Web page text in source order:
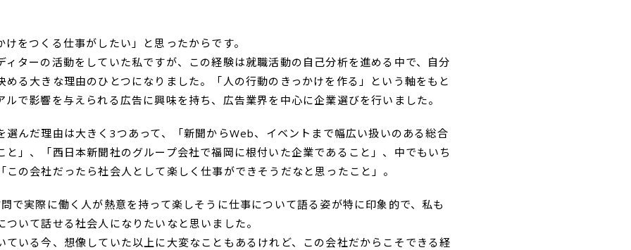
をつくる仕事がしたい」と思ったからです。
ィターの活動をしていた私ですが、この経験は就職活動の自己分析を進める中で、自分
める大きな理由のひとつになりました。「人の行動のきっかけを作る」という軸をもと
ルで影響を与えられる広告に興味を持ち、広告業界を中心に企業選びを行いました。
選んだ理由は大きく3つあって、「新聞からWeb、イベントまで幅広い扱いのある総合
と」、「西日本新聞社のグループ会社で福岡に根付いた企業であること」、中でもいち
この会社だったら社会人として楽しく仕事ができそうだなと思ったこと」。
で実際に働く人が熱意を持って楽しそうに仕事について語る姿が特に印象的で、私も
ついて話せる社会人になりたいなと思いました。
ている今、想像していた以上に大変なこともあるけれど、この会社だからこそできる経